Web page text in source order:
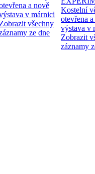
a nově
v márnici
Zobrazit všechny
ze dne
Kostelní
otevřena
výstava v
Zobrazit
záznamy